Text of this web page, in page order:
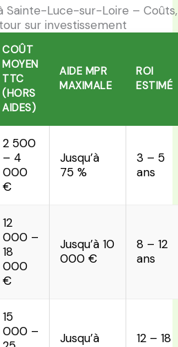
Sainte-Luce-sur-Loire – Coûts,
sur investissement
COÛT
MOYEN
TTC
(HORS
AIDES)
AIDE MPR
MAXIMALE
ROI
ESTIMÉ
2 500
– 4
000
€
Jusqu’à
75 %
3 – 5
ans
12
000 –
18
000
€
Jusqu’à 10
000 €
8 – 12
ans
15
000 –
Jusqu’à
12 – 18